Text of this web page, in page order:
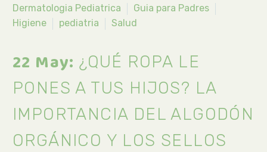
Dermatologia Pediatrica
Guia para Padres
Higiene
pediatria Salud
22 May: ¿QUÉ ROPA LE
PONES A TUS HIJOS? LA
IMPORTANCIA DEL ALGODÓN
ORGÁNICO Y LOS SELLOS